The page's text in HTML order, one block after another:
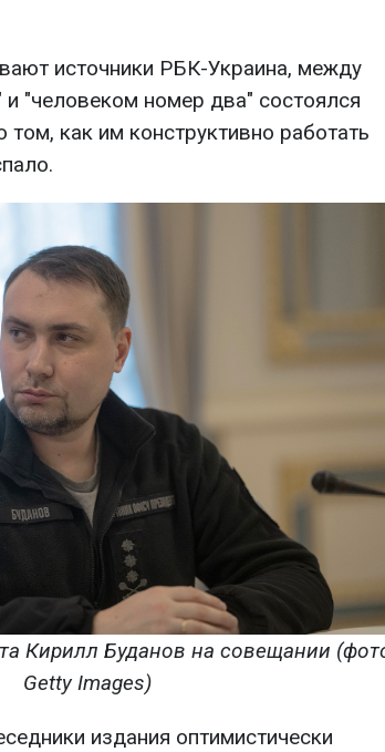
источники РБК-Украина, между
"человеком номер два" состоялся
как им конструктивно работать
Кирилл Буданов на совещании
Getty Images)
издания оптимистически